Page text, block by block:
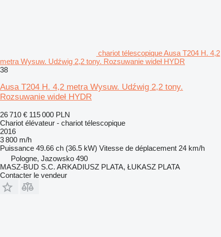
chariot télescopique Ausa T204 H. 4,2
metra Wysuw. Udźwig 2,2 tony. Rozsuwanie wideł HYDR
38
Ausa T204 H. 4,2 metra Wysuw. Udźwig 2,2 tony.
Rozsuwanie wideł HYDR
26 710 € 115 000 PLN
Chariot élévateur - chariot télescopique
2016
3 800 m/h
Puissance 49.66 ch (36.5 kW) Vitesse de déplacement 24 km/h
Pologne, Jazowsko 490
MASZ-BUD S.C. ARKADIUSZ PLATA, ŁUKASZ PLATA
Contacter le vendeur